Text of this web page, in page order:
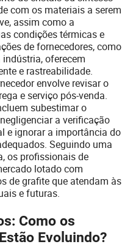
com os materiais a serem
assim como a
condições térmicas e
de fornecedores, como
oferecem
e rastreabilidade.
envolve revisar o
e serviço pós-venda.
subestimar o
a verificação
e ignorar a importância do
Seguindo uma
os profissionais de
lotado com
de grafite que atendam às
e futuras.
Como os
Evoluindo?